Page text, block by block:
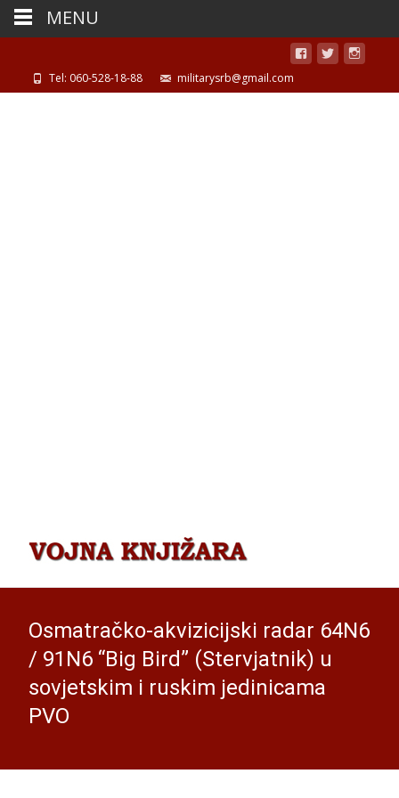
Tel: 060-528-18-88 militarysrb@gmail.com
Osmatračko-akvizicijski radar 64N6
/ 91N6 “Big Bird” (Stervjatnik) u
sovjetskim i ruskim jedinicama
PVO
MENU